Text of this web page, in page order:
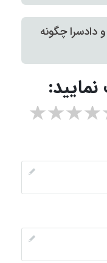
دادسرا چگونه
۵ stars ۴ stars ۳ stars ۲ stars